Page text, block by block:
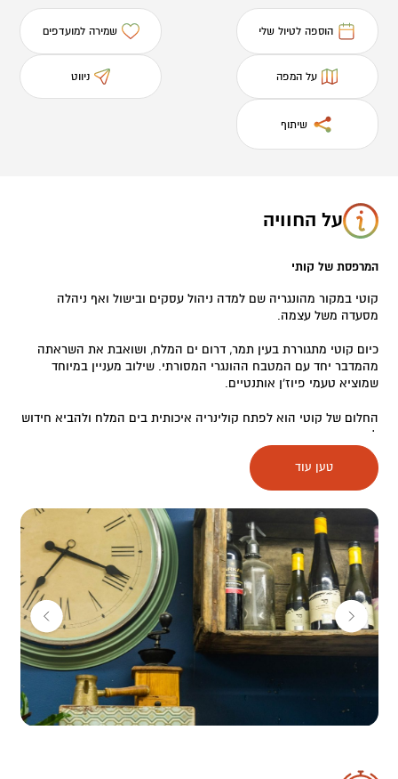
הוספה לטיול שלי שמירה למועדפים
על המפה ניווט
שיתוף
על החוויה
המרפסת של קותי
קוטי במקור מהונגריה שם למדה ניהול עסקים ובישול ואף ניהלה
מסעדה משל עצמה.
כיום קוטי מתגוררת בעין תמר, דרום ים המלח, ושואבת את השראתה
מהמדבר יחד עם המטבח ההונגרי המסורתי. שילוב מעניין במיוחד
שמוציא טעמי פיוז'ן אותנטיים.
החלום של קוטי הוא לפתח קולינריה איכותית בים המלח ולהביא חידוש
לאזור.
קוטי מתחילה את דרכה עם מזנון שמספק אוכל טעים לכל אורחי
ותושבי כיכר סדום ועם חלומות רבים שעוד ימומשו.
המזנון ממוקם במתחם הבריכה של מושב נאות הכיכר (גם כשהבריכה
סגורה בשעות הערב) – פתוח לכולם.
במזנון מוגש תפריט מהיר ומתוקים בעבודת יד. ניתן לשבת במקום או
להזמין משלוח.
בנוסף, קוטי עושה גם קייטרינג של אוכל ביתי לקבוצות בתיאום מראש.
(מינימום של 15 מנות ועד 50 מנות). ניתן להזמין את אוכל הונגרי אמיתי
– גולש, קיורטוש ועוד. באיסוף עצמי או משלוח.
יש אפשרות לאירוח מלא (כולל מקום לאירוח) בתוספת תשלום.
טען עוד